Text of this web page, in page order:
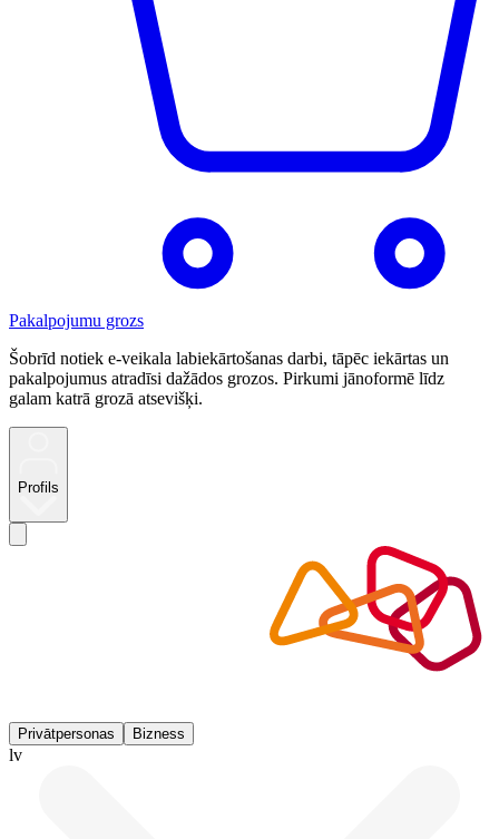
Pakalpojumu grozs
Šobrīd notiek e-veikala labiekārtošanas darbi, tāpēc iekārtas un
pakalpojumus atradīsi dažādos grozos. Pirkumi jānoformē līdz
galam katrā grozā atsevišķi.
Profils
Privātpersonas Bizness
lv